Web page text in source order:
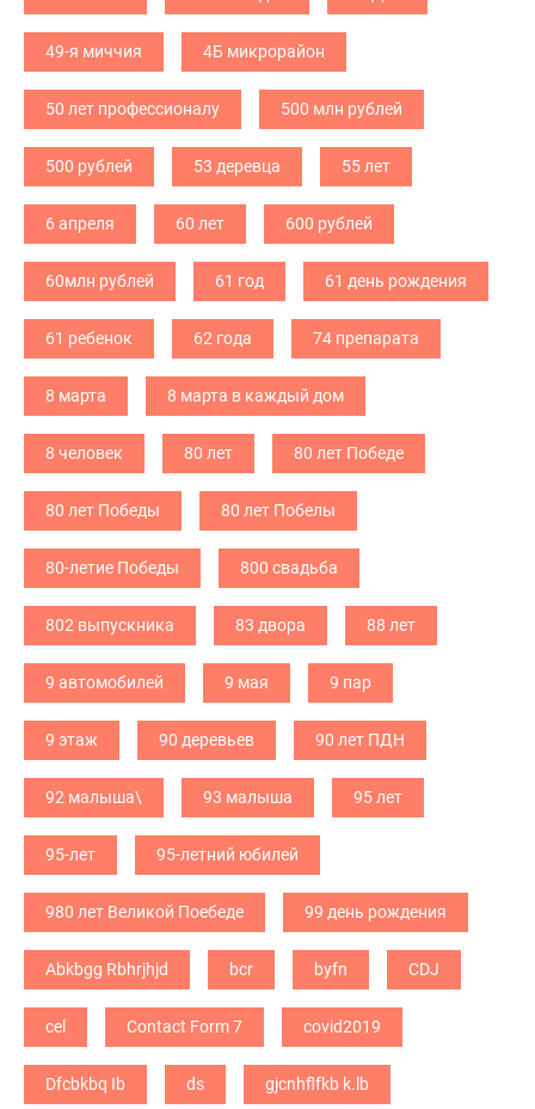
49-я миччия 4Б микрорайон
50 лет профессионалу 500 млн рублей
500 рублей 53 деревца 55 лет
6 апреля 60 лет 600 рублей
60млн рублей 61 год 61 день рождения
61 ребенок 62 года 74 препарата
8 марта 8 марта в каждый дом
8 человек 80 лет 80 лет Победе
80 лет Победы 80 лет Побелы
80-летие Победы 800 свадьба
802 выпускника 83 двора 88 лет
9 автомобилей 9 мая 9 пар
9 этаж 90 деревьев 90 лет ПДН
92 малыша\ 93 малыша 95 лет
95-лет 95-летний юбилей
980 лет Великой Поебеде 99 день рождения
Abkbgg Rbhrjhjd bcr byfn CDJ
cel Contact Form 7 covid2019
Dfcbkbq Ib ds gjcnhflfkb k.lb